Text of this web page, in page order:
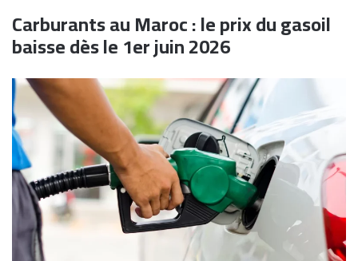
Carburants au Maroc : le prix du gasoil
baisse dès le 1er juin 2026